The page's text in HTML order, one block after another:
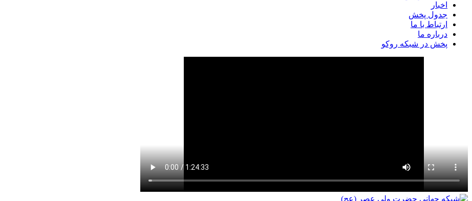
اخبار
جدول پخش
ارتباط با ما
درباره ما
پخش در شبکه روکو